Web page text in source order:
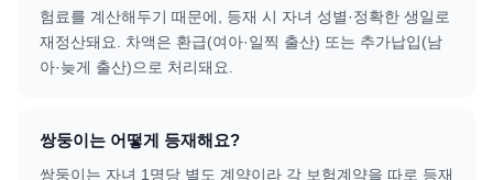
험료를 계산해두기 때문에, 등재 시 자녀 성별·정확한 생일로
재정산돼요. 차액은 환급(여아·일찍 출산) 또는 추가납입(남
아·늦게 출산)으로 처리돼요.
쌍둥이는 어떻게 등재해요?
쌍둥이는 자녀 1명당 별도 계약이라 각 보험계약을 따로 등재